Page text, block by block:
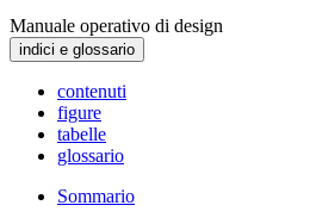
Manuale operativo di design
indici e glossario
contenuti
figure
tabelle
glossario
Sommario